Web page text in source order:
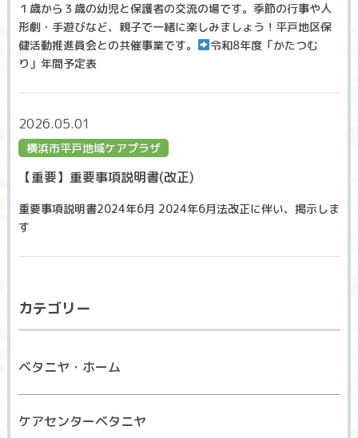
１歳から３歳の幼児と保護者の交流の場です。季節の行事や人
形劇・手遊びなど、親子で一緒に楽しみましょう！平戸地区保
健活動推進員会との共催事業です。
令和8年度「かたつむ
り」年間予定表
2026.05.01
横浜市平戸地域ケアプラザ
【重要】重要事項説明書(改正)
重要事項説明書2024年6月 2024年6月法改正に伴い、掲示しま
す
カテゴリー
ベタニヤ・ホーム
ケアセンターベタニヤ